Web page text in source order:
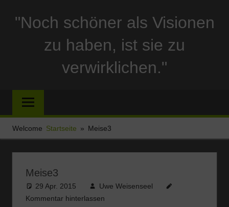
Inhalt"Noch schöner als Visionen
zu haben, ist sie zu
verwirklichen."
und
Stellplatzberichte
und
alles
Sonstige
rund
Ferien
Welcome Startseite Meise3
Meise3
29 Apr. 2015
Uwe Weisenseel
Kommentar hinterlassen